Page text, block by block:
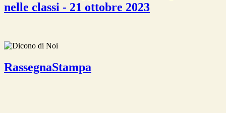
nelle classi - 21 ottobre 2023
RassegnaStampa